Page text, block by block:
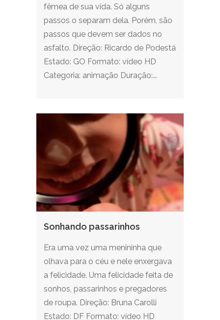
fêmea de sua vida. Só alguns
passos o separam dela. Porém, são
passos que devem ser dados no
asfalto. Direção: Ricardo de Podestá
Estado: GO Formato: vídeo HD
Categoria: animação Duração:...
Sonhando passarinhos
Era uma vez uma menininha que
olhava para o céu e nele enxergava
a felicidade. Uma felicidade feita de
sonhos, passarinhos e pregadores
de roupa. Direção: Bruna Carolli
Estado: DF Formato: vídeo HD